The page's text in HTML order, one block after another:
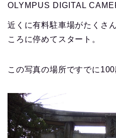
OLYMPUS DIGITAL
近くに有料駐車場がたくさ
ころに停めてスタート。
この写真の場所ですでに100